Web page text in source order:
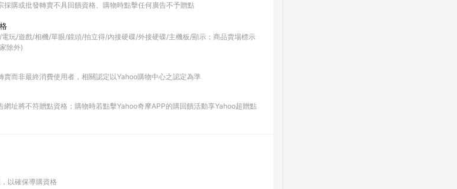
採購或批發轉賣不具回饋資格 購物時點擊任何廣告不予贈點
玩/遊戲/相機/單眼/鏡頭/拍立得/內接硬碟/外接硬碟/主機板/顯示；商品賣場標示
除外)
而非最終消費使用者，相關認定以Yahoo購物中心之認定為準
址將不符贈點資格；購物時若點擊Yahoo奇摩APP的購回饋活動享Yahoo超贈點
以確保導購資格